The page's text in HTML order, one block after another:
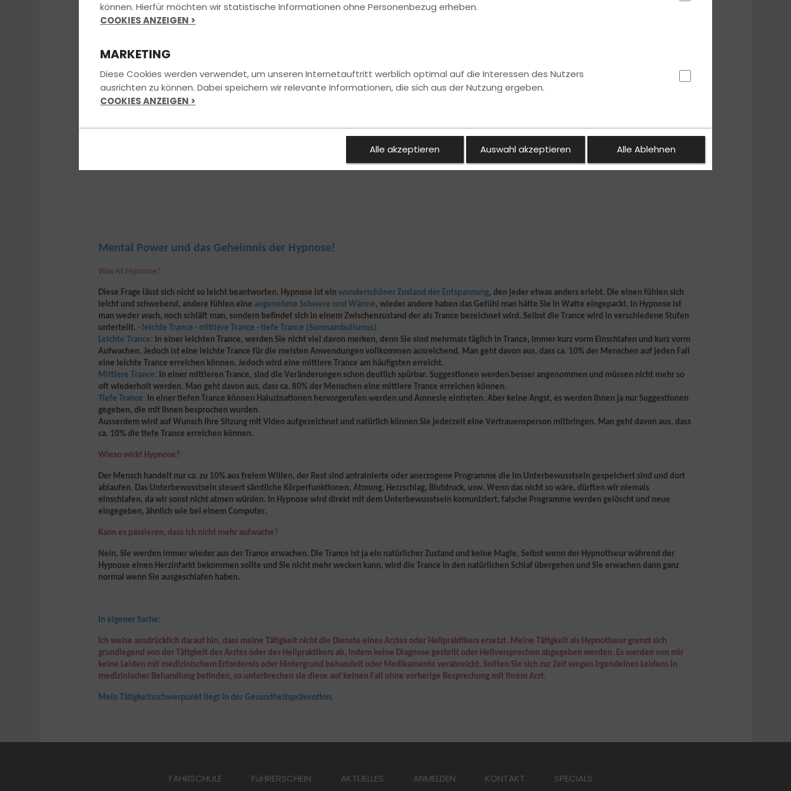
Mental Power und das Geheimnis der Hypnose!
Was ist Hypnose?
Diese Frage lässt sich nicht so leicht beantworten. Hypnose ist ein wunderschöner Zustand der Entspannung, den jeder etwas anders erlebt. Die einen fühlen sich
leicht und schwebend, andere fühlen eine angenehme Schwere und Wärme, wieder andere haben das Gefühl man hätte Sie in Watte eingepackt. In Hypnose ist
man weder wach, noch schläft man, sondern befindet sich in einem Zwischenzustand der als Trance bezeichnet wird. Selbst die Trance wird in verschiedene Stufen
unterteilt. · leichte Trance · mittlere Trance · tiefe Trance (Somnambulismus)
Leichte Trance: In einer leichten Trance, werden Sie nicht viel davon merken, denn Sie sind mehrmals täglich in Trance, immer kurz vorm Einschlafen und kurz vorm
Aufwachen. Jedoch ist eine leichte Trance für die meisten Anwendungen vollkommen ausreichend. Man geht davon aus, dass ca. 10% der Menschen auf jeden Fall
eine leichte Trance erreichen können. Jedoch wird eine mittlere Trance am häufigsten erreicht.
Mittlere Trance: In einer mittleren Trance, sind die Veränderungen schon deutlich spürbar. Suggestionen werden besser angenommen und müssen nicht mehr so
oft wiederholt werden. Man geht davon aus, dass ca. 80% der Menschen eine mittlere Trance erreichen können.
Tiefe Trance: In einer tiefen Trance können Haluzinationen hervorgerufen werden und Amnesie eintreten. Aber keine Angst, es werden Ihnen ja nur Suggestionen
gegeben, die mit Ihnen besprochen wurden.
Ausserdem wird auf Wunsch Ihre Sitzung mit Video aufgezeichnet und natürlich können Sie jederzeit eine Vertrauensperson mitbringen. Man geht davon aus, dass
ca. 10% die tiefe Trance erreichen können.
Wieso wirkt Hypnose?
Der Mensch handelt nur ca. zu 10% aus freiem Willen, der Rest sind antrainierte oder anerzogene Programme die im Unterbewusstsein gespeichert sind und dort
ablaufen. Das Unterbewusstsein steuert sämtliche Körperfunktionen, Atmung, Herzschlag, Blutdruck, usw. Wenn das nicht so wäre, dürften wir niemals
einschlafen, da wir sonst nicht atmen würden. In Hypnose wird direkt mit dem Unterbewusstsein komuniziert, falsche Programme werden gelöscht und neue
eingegeben, ähnlich wie bei einem Computer.
Kann es passieren, dass ich nicht mehr aufwache?
Nein, Sie werden immer wieder aus der Trance erwachen. Die Trance ist ja ein natürlicher Zustand und keine Magie. Selbst wenn der Hypnotiseur während der
Hypnose einen Herzinfarkt bekommen sollte und Sie nicht mehr wecken kann, wird die Trance in den natürlichen Schlaf übergehen und Sie erwachen dann ganz
normal wenn Sie ausgeschlafen haben.
In eigener Sache:
Ich weise ausdrücklich darauf hin, dass meine Tätigkeit nicht die Dienste eines Arztes oder Heilpraktikers ersetzt. Meine Tätigkeit als Hypnotiseur grenzt sich
grundlegend von der Tätigkeit des Arztes oder des Heilpraktikers ab, indem keine Diagnose gestellt oder Heilversprechen abgegeben werden. Es werden von mir
keine Leiden mit medizinischem Erfordernis oder Hintergrund behandelt oder Medikamente verabreicht. Sollten Sie sich zur Zeit wegen irgendeines Leidens in
medizinischer Behandlung befinden, so unterbrechen sie diese auf keinen Fall ohne vorherige Besprechung mit Ihrem Arzt.
Mein Tätigkeitsschwerpunkt liegt in der Gesundheitsprävention.
FAHRSCHULE FüHRERSCHEIN AKTUELLES ANMELDEN KONTAKT SPECIALS
können. Hierfür möchten wir statistische Informationen ohne Personenbezug erheben.
COOKIES ANZEIGEN >
MARKETING
Diese Cookies werden verwendet, um unseren Internetauftritt werblich optimal auf die Interessen des Nutzers
ausrichten zu können. Dabei speichern wir relevante Informationen, die sich aus der Nutzung ergeben.
COOKIES ANZEIGEN >
Alle akzeptieren Auswahl akzeptieren Alle Ablehnen